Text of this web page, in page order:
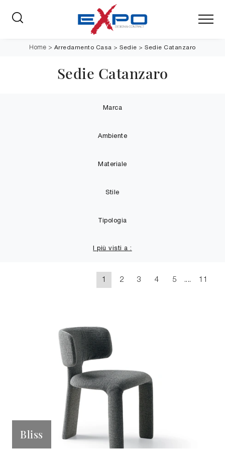
Home > Arredamento Casa >Sedie >Sedie Catanzaro
Sedie Catanzaro
Marca
Ambiente
Materiale
Stile
Tipologia
I più visti a :
1 2 3 4 5 .... 11
Bliss